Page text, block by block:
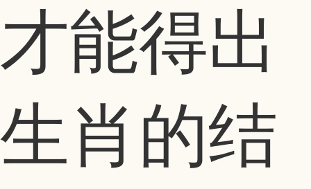
才能得出
生肖的结